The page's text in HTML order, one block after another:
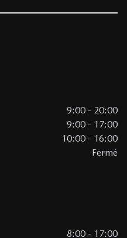
9:00 - 20:00
9:00 - 17:00
10:00 - 16:00
Fermé
8:00 - 17:00